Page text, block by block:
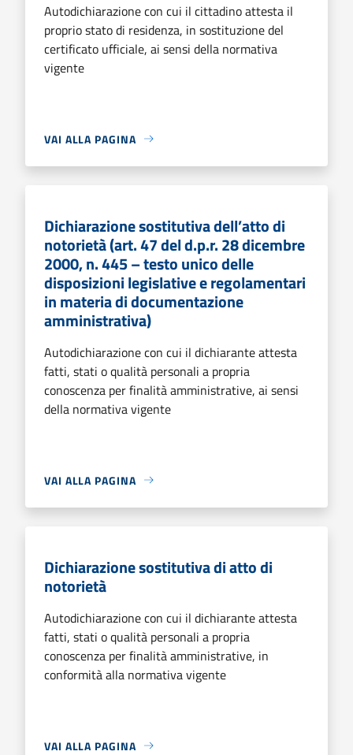
Autodichiarazione con cui il cittadino attesta il
proprio stato di residenza, in sostituzione del
certificato ufficiale, ai sensi della normativa
vigente
VAI ALLA PAGINA
Dichiarazione sostitutiva dell’atto di
notorietà (art. 47 del d.p.r. 28 dicembre
2000, n. 445 – testo unico delle
disposizioni legislative e regolamentari
in materia di documentazione
amministrativa)
Autodichiarazione con cui il dichiarante attesta
fatti, stati o qualità personali a propria
conoscenza per finalità amministrative, ai sensi
della normativa vigente
VAI ALLA PAGINA
Dichiarazione sostitutiva di atto di
notorietà
Autodichiarazione con cui il dichiarante attesta
fatti, stati o qualità personali a propria
conoscenza per finalità amministrative, in
conformità alla normativa vigente
VAI ALLA PAGINA